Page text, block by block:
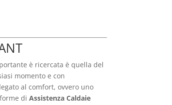
è ricercata è quella del
momento e con
al comfort, ovvero uno
forme diAssistenza Caldaie